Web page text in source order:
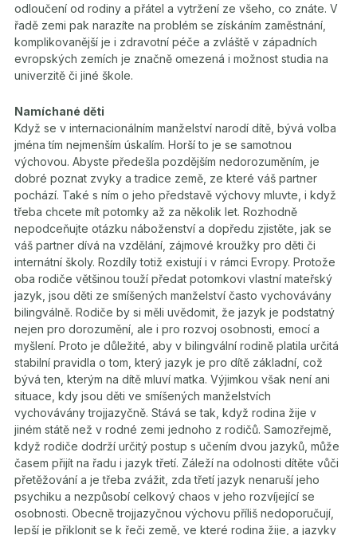
odloučení od rodiny a přátel a vytržení ze všeho, co znáte. V
řadě zemi pak narazíte na problém se získáním zaměstnání,
komplikovanější je i zdravotní péče a zvláště v západních
evropských zemích je značně omezená i možnost studia na
univerzitě či jiné škole.
Namíchané děti
Když se v internacionálním manželství narodí dítě, bývá volba
jména tím nejmenším úskalím. Horší to je se samotnou
výchovou. Abyste předešla pozdějším nedorozuměním, je
dobré poznat zvyky a tradice země, ze které váš partner
pochází. Také s ním o jeho představě výchovy mluvte, i když
třeba chcete mít potomky až za několik let. Rozhodně
nepodceňujte otázku náboženství a dopředu zjistěte, jak se
váš partner dívá na vzdělání, zájmové kroužky pro děti či
internátní školy. Rozdíly totiž existují i v rámci Evropy. Protože
oba rodiče většinou touží předat potomkovi vlastní mateřský
jazyk, jsou děti ze smíšených manželství často vychovávány
bilingválně. Rodiče by si měli uvědomit, že jazyk je podstatný
nejen pro dorozumění, ale i pro rozvoj osobnosti, emocí a
myšlení. Proto je důležité, aby v bilingvální rodině platila určitá
stabilní pravidla o tom, který jazyk je pro dítě základní, což
bývá ten, kterým na dítě mluví matka. Výjimkou však není ani
situace, kdy jsou děti ve smíšených manželstvích
vychovávány trojjazyčně. Stává se tak, když rodina žije v
jiném státě než v rodné zemi jednoho z rodičů. Samozřejmě,
když rodiče dodrží určitý postup s učením dvou jazyků, může
časem přijít na řadu i jazyk třetí. Záleží na odolnosti dítěte vůči
přetěžování a je třeba zvážit, zda třetí jazyk nenaruší jeho
psychiku a nezpůsobí celkový chaos v jeho rozvíjející se
osobnosti. Obecně trojjazyčnou výchovu příliš nedoporučují,
lepší je přiklonit se k řeči země, ve které rodina žije, a jazyky